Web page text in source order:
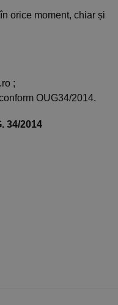
orice moment, chiar și
;
OUG34/2014.
34/2014